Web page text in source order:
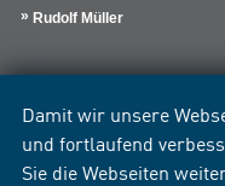
Damit wir unsere
und fortlaufend
Sie die Webseiten
Rudolf Müller